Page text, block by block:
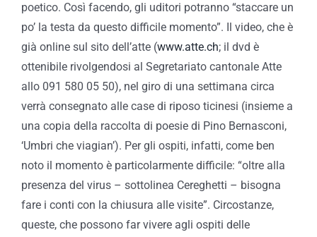
poetico. Così facendo, gli uditori potranno “staccare un
po’ la testa da questo difficile momento”. Il video, che è
già online sul sito dell’atte (www.atte.ch; il dvd è
ottenibile rivolgendosi al Segretariato cantonale Atte
allo 091 580 05 50), nel giro di una settimana circa
verrà consegnato alle case di riposo ticinesi (insieme a
una copia della raccolta di poesie di Pino Bernasconi,
‘Umbri che viagian’). Per gli ospiti, infatti, come ben
noto il momento è particolarmente difficile: “oltre alla
presenza del virus – sottolinea Cereghetti – bisogna
fare i conti con la chiusura alle visite”. Circostanze,
queste, che possono far vivere agli ospiti delle